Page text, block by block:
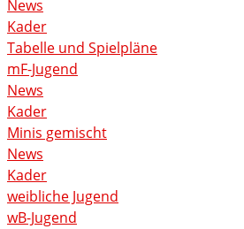
News
Kader
Tabelle und Spielpläne
mF-Jugend
News
Kader
Minis gemischt
News
Kader
weibliche Jugend
wB-Jugend